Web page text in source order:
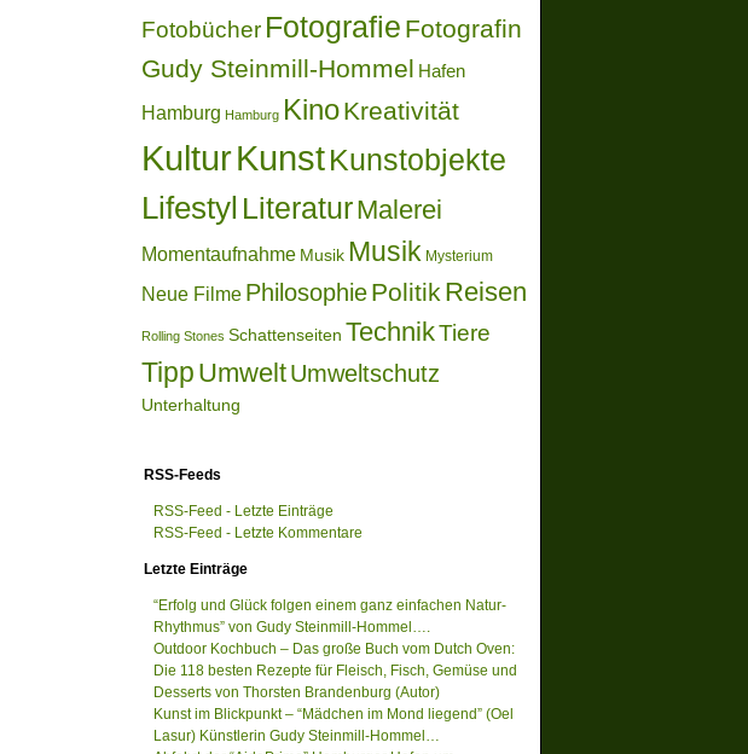
Fotobücher Fotografie Fotografin
Gudy Steinmill-Hommel Hafen
Hamburg Hamburg KinoKreativität
KulturKunstKunstobjekte
Lifestyl LiteraturMalerei
Momentaufnahme Musik Musik Mysterium
Neue Filme PhilosophiePolitik Reisen
Rolling Stones Schattenseiten TechnikTiere
Tipp UmweltUmweltschutz
Unterhaltung
RSS-Feeds
RSS-Feed - Letzte Einträge
RSS-Feed - Letzte Kommentare
Letzte Einträge
“Erfolg und Glück folgen einem ganz einfachen Natur-
Rhythmus” von Gudy Steinmill-Hommel….
Outdoor Kochbuch – Das große Buch vom Dutch Oven:
Die 118 besten Rezepte für Fleisch, Fisch, Gemüse und
Desserts von Thorsten Brandenburg (Autor)
Kunst im Blickpunkt – “Mädchen im Mond liegend” (Oel
Lasur) Künstlerin Gudy Steinmill-Hommel…